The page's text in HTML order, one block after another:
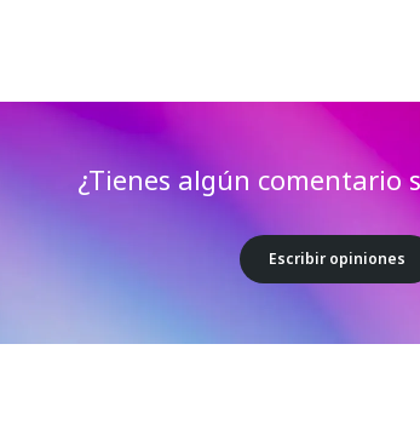
¿Tienes algún comentario
Escribir opiniones